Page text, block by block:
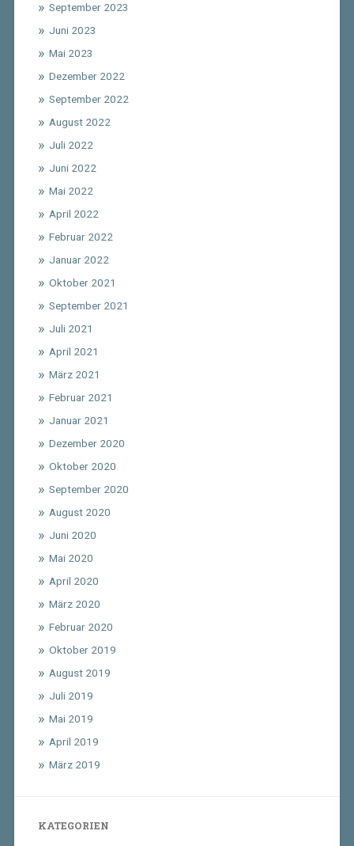
September 2023
Juni 2023
Mai 2023
Dezember 2022
September 2022
August 2022
Juli 2022
Juni 2022
Mai 2022
April 2022
Februar 2022
Januar 2022
Oktober 2021
September 2021
Juli 2021
April 2021
März 2021
Februar 2021
Januar 2021
Dezember 2020
Oktober 2020
September 2020
August 2020
Juni 2020
Mai 2020
April 2020
März 2020
Februar 2020
Oktober 2019
August 2019
Juli 2019
Mai 2019
April 2019
März 2019
KATEGORIEN